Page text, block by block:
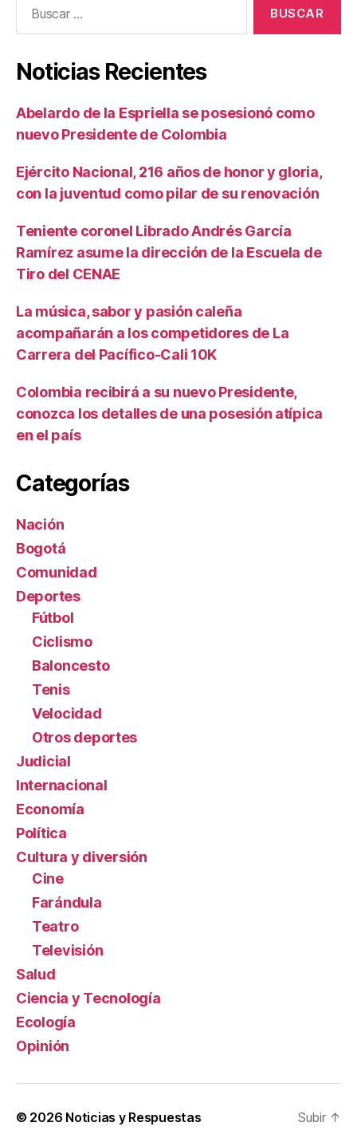
Noticias Recientes
Abelardo de la Espriella se posesionó como
nuevo Presidente de Colombia
Ejército Nacional, 216 años de honor y gloria,
con la juventud como pilar de su renovación
Teniente coronel Librado Andrés García
Ramírez asume la dirección de la Escuela de
Tiro del CENAE
La música, sabor y pasión caleña
acompañarán a los competidores de La
Carrera del Pacífico-Cali 10K
Colombia recibirá a su nuevo Presidente,
conozca los detalles de una posesión atípica
en el país
Categorías
Nación
Bogotá
Comunidad
Deportes
Fútbol
Ciclismo
Baloncesto
Tenis
Velocidad
Otros deportes
Judicial
Internacional
Economía
Política
Cultura y diversión
Cine
Farándula
Teatro
Televisión
Salud
Ciencia y Tecnología
Ecología
Opinión
© 2026 Noticias y Respuestas Subir ↑